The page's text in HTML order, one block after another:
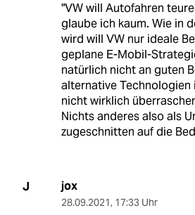
"VW will Autofahren
glaube ich kaum. Wie in
wird will VW nur ideale
geplane E-Mobil-
natürlich nicht an guten
alternative
nicht wirklich
Nichts anderes also als
zugeschnitten auf die
J jox
28.09.2021, 17:33 Uhr